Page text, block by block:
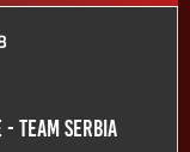
- TEAM SERBIA